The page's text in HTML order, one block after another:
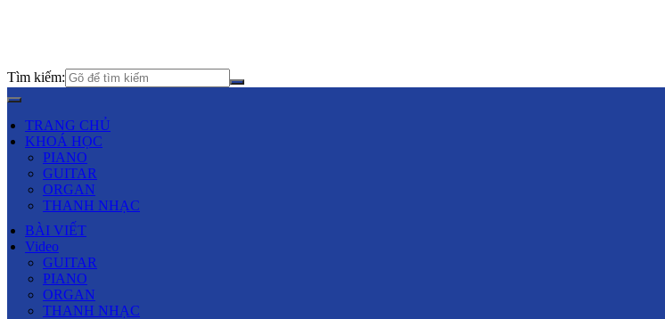
Tìm kiếm:
TRANG CHỦ
KHOÁ HỌC
PIANO
GUITAR
ORGAN
THANH NHẠC
BÀI VIẾT
Video
GUITAR
PIANO
ORGAN
THANH NHẠC